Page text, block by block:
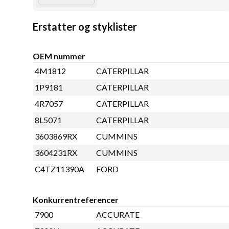
Erstatter og styklister
OEM nummer
4M1812
CATERPILLAR
1P9181
CATERPILLAR
4R7057
CATERPILLAR
8L5071
CATERPILLAR
3603869RX
CUMMINS
3604231RX
CUMMINS
C4TZ11390A
FORD
Konkurrentreferencer
7900
ACCURATE